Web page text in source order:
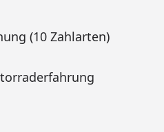
(10 Zahlarten)